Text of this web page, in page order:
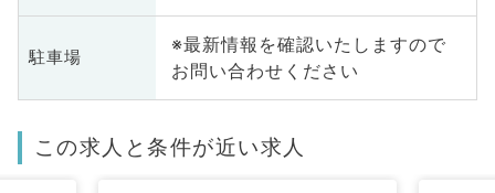
駐車場
※最新情報を確認いたしますので
お問い合わせください
この求人と条件が近い求人